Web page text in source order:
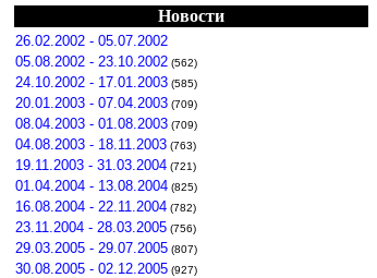
Новости
26.02.2002 - 05.07.2002
05.08.2002 - 23.10.2002 (562)
24.10.2002 - 17.01.2003 (585)
20.01.2003 - 07.04.2003 (709)
08.04.2003 - 01.08.2003 (709)
04.08.2003 - 18.11.2003 (763)
19.11.2003 - 31.03.2004 (721)
01.04.2004 - 13.08.2004 (825)
16.08.2004 - 22.11.2004 (782)
23.11.2004 - 28.03.2005 (756)
29.03.2005 - 29.07.2005 (807)
30.08.2005 - 02.12.2005 (927)